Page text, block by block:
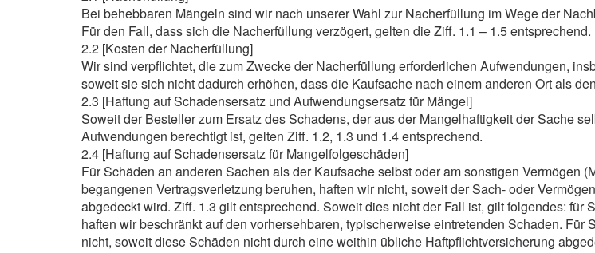
Bei behebbaren Mängeln sind wir nach unserer Wahl zur Nacherfüllung im Wege der
Für den Fall, dass sich die Nacherfüllung verzögert, gelten die Ziff. 1.1 – 1.5
2.2 [Kosten der Nacherfüllung]
Wir sind verpflichtet, die zum Zwecke der Nacherfüllung erforderlichen Aufwendungen,
soweit sie sich nicht dadurch erhöhen, dass die Kaufsache nach einem anderen Ort als
2.3 [Haftung auf Schadensersatz und Aufwendungsersatz für Mängel]
Soweit der Besteller zum Ersatz des Schadens, der aus der Mangelhaftigkeit der Sache
Aufwendungen berechtigt ist, gelten Ziff. 1.2, 1.3 und 1.4 entsprechend.
2.4 [Haftung auf Schadensersatz für Mangelfolgeschäden]
Für Schäden an anderen Sachen als der Kaufsache selbst oder am sonstigen Vermögen
begangenen Vertragsverletzung beruhen, haften wir nicht, soweit der Sach- oder
abgedeckt wird. Ziff. 1.3 gilt entsprechend. Soweit dies nicht der Fall ist, gilt folgendes:
haften wir beschränkt auf den vorhersehbaren, typischerweise eintretenden Schaden.
nicht, soweit diese Schäden nicht durch eine weithin übliche Haftpflichtversicherung